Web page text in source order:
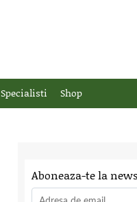
Specialisti Shop
Aboneaza-te la